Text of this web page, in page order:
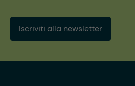
Iscriviti alla newsletter